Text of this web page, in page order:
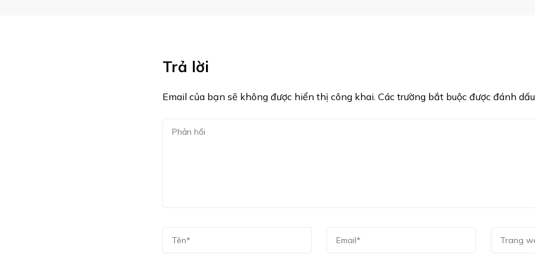
Trả lời
Email của bạn sẽ không được hiển thị công khai. Các trường bắt buộc được đánh